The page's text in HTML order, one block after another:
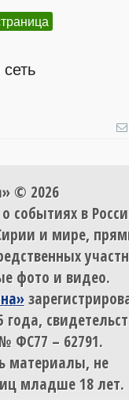
© 2026
событиях в
и мире,
фото и видео.
года,
ФС77 – 62791.
материалы, не
младше 18 лет.